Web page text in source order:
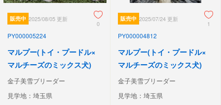
販売中 2025/08/05 更新
0
PY000005224
マルプー(トイ・プードル×
マルチーズのミックス犬)
金子美雪ブリーダー
見学地：埼玉県
販売中 2025/07/24 更新
1
PY000004812
マルプー(トイ・プードル×
マルチーズのミックス犬)
金子美雪ブリーダー
見学地：埼玉県